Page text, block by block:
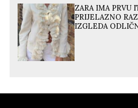
ZARA IMA PRVU
PRIJELAZNO
IZGLEDA